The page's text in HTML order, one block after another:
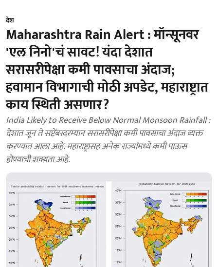
देश
Maharashtra Rain Alert : मॉन्सूनवर
'एल निनो'चं सावट! यंदा देशात
सरासरीपेक्षा कमी पावसाचा अंदाज;
हवामान विभागाची मोठी अपडेट, महाराष्ट्रात
काय स्थिती असणार?
India Likely to Receive Below Normal Monsoon Rainfall :
देशात जून ते सप्टेंबरदरम्यान सरासरीपेक्षा कमी पावसाचा अंदाज व्यक्त
करण्यात आला आहे. महाराष्ट्रासह अनेक राज्यांमध्ये कमी पाऊस
होण्याची शक्यता आहे.